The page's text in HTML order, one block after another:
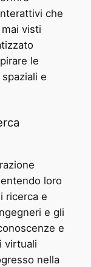
che
visti
le
e
loro
ricerca e
e gli
e
virtuali
nella